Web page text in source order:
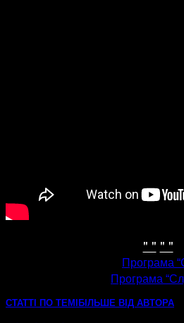
" " " "
Програма
Програма
СТАТТІ ПО ТЕМІ БІЛЬШЕ ВІД АВТОРА